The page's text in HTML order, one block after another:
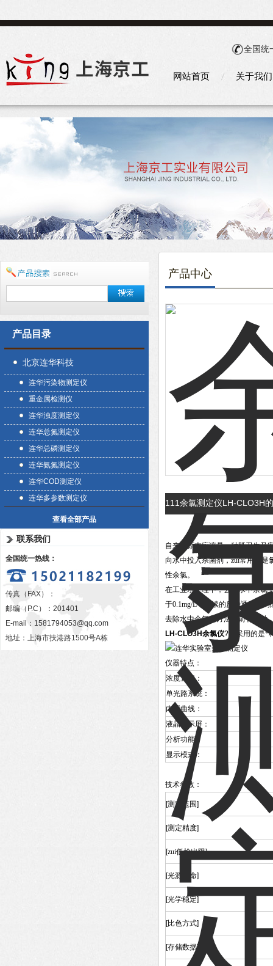
全国统
网站首页 关于我们
产品目录
北京连华科技
连华污染物测定仪
重金属检测仪
连华浊度测定仪
连华总氮测定仪
连华总磷测定仪
连华氨氮测定仪
连华COD测定仪
连华多参数测定仪
查看全部产品
联系我们
全国统一热线：
传真（FAX）：
邮编（P.C）：201401
E-mail： 1581794053@qq.com
地址：上海市扶港路1500号A栋
产品中心
111余氯测定仪LH-CLO3H
自来水原本应该是一种既卫生又
向水中投入杀菌剂，zui常用的
性余氯。
在工业水处理中，去除水中余氯
于0.1mg/L，后续的反渗透装置
去除水中余氯的方法目前有两种
LH-CLO3H余氯仪? ，采用的是*
仪器特点：
浓度直读：
单光路系统：
内置曲线：
液晶显示屏：
分析功能：
显示模式：
技术参数：
[测定范围]
[测定精度]
[zui低检出限]
[光源寿命]
[光学稳定]
[比色方式]
[存储数据]